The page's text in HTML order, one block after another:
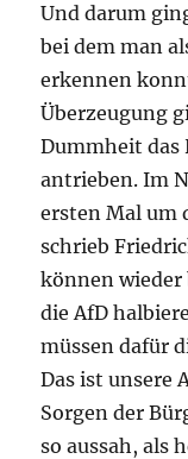
Und darum
bei dem man
erkennen
Überzeugung
Dummheit das
antrieben. Im
ersten Mal um
schrieb
können wieder
die AfD
müssen dafür
Das ist unsere
Sorgen der
so aussah, als